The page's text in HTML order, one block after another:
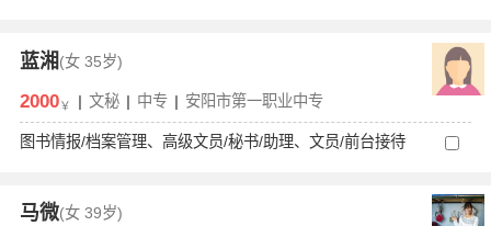
蓝湘(女 35岁)
2000￥ | 文秘 | 中专 | 安阳市第一职业中专
图书情报/档案管理、高级文员/秘书/助理、文员/前台接待
马微(女 39岁)